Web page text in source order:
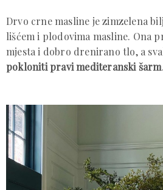
Drvo crne masline je zimzelena
lišćem i plodovima masline. Ona
mjesta i dobro drenirano tlo, a
pokloniti pravi mediteranski šarm.